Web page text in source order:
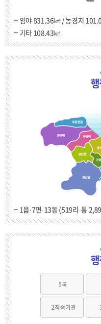
임야 831.36㎢ / 농경지
기타 108.43㎢
1읍·7면·13동 (519리·통